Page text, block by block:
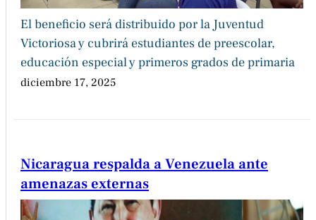
El beneficio será distribuido por la Juventud
Victoriosa y cubrirá estudiantes de preescolar,
educación especial y primeros grados de primaria
diciembre 17, 2025
Nicaragua respalda a Venezuela ante
amenazas externas